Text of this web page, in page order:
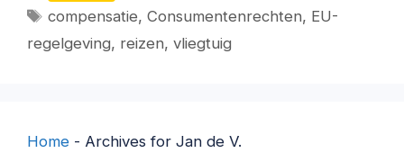
Tags
compensatie,Consumentenrechten, EU-
regelgeving, reizen, vliegtuig
Home - Archives for Jan de V.